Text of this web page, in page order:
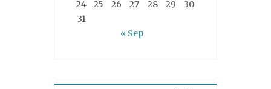
24 25 26 27 28 29
30
31
« Sep